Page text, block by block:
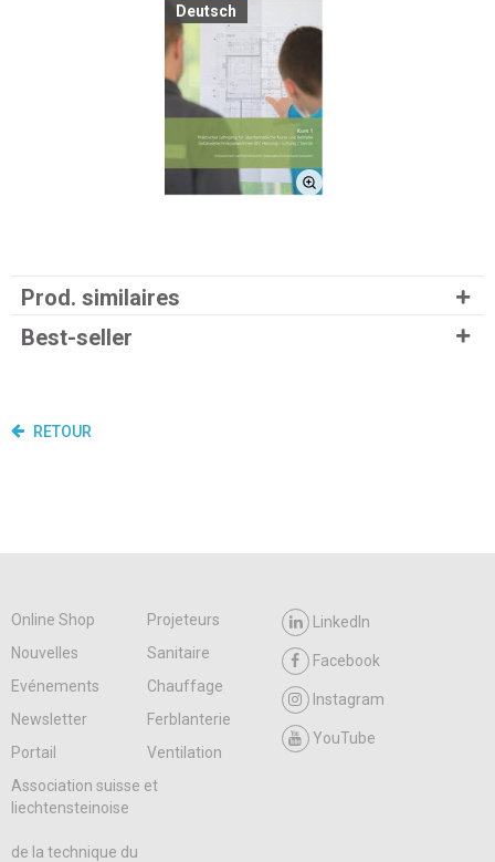
Deutsch
Prod. similaires
Best-seller
RETOUR
Online Shop
Projeteurs
Nouvelles
Sanitaire
Evénements
Chauffage
Newsletter
Ferblanterie
Portail
Ventilation
LinkedIn
Facebook
Instagram
YouTube
Association suisse et
liechtensteinoise
de la technique du